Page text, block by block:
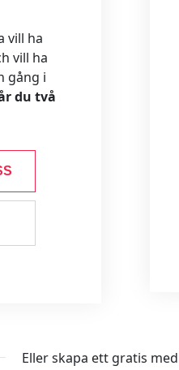
vill ha
vill ha
gång i
du två
Eller skapa ett gratis